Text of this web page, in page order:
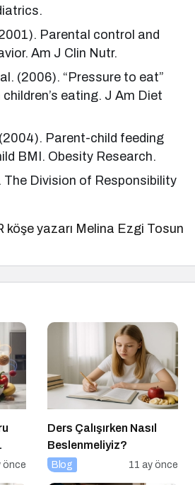
Parental control and
Am J Clin Nutr.
(2006). “Pressure to eat”
eating. J Am Diet
Parent-child feeding
BMI. Obesity Research.
Division of Responsibility
köşe yazarı Melina Ezgi Tosun
önce
Ders Çalışırken Nasıl
Beslenmeliyiz?
Blog 11 ay önce